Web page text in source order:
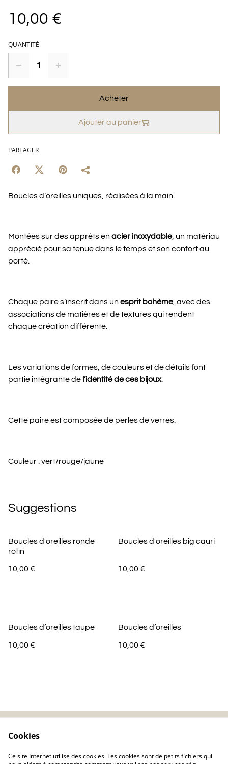
10,00 €
QUANTITÉ
Acheter
Ajouter au panier
PARTAGER
Boucles d’oreilles uniques, réalisées à la main.
Montées sur des apprêts enacier inoxydable, un matériau
apprécié pour sa tenue dans le temps et son confort au
porté.
Chaque paire s’inscrit dans unesprit bohème, avec des
associations de matières et de textures qui rendent
chaque création différente.
Les variations de formes, de couleurs et de détails font
partie intégrante de l’identité de ces bijoux.
Cette paire est composée de perles de verres.
Couleur : vert/rouge/jaune
Suggestions
Boucles d'oreilles ronde
rotin
10,00 €
Boucles d'oreilles big cauri
10,00 €
Boucles d’oreilles taupe
10,00 €
Boucles d’oreilles
10,00 €
confidentialité
Cookies
Ce site Internet utilise des cookies. Les cookies sont de petits fichiers qui